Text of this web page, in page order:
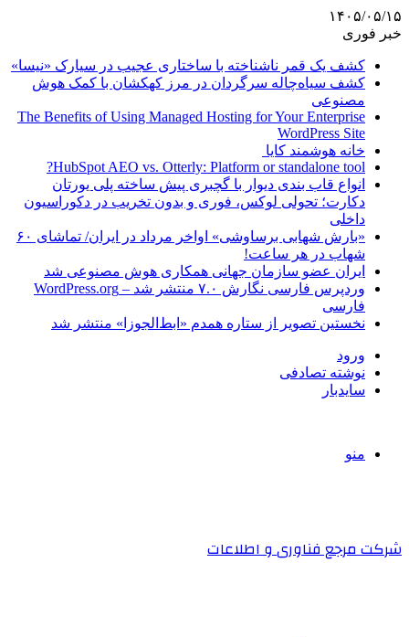
۱۴۰۵/۰۵/۱۵
خبر فوری
کشف یک قمر ناشناخته با ساختاری عجیب در سیارک «نیسا»
کشف سیاه‌چاله سرگردان در مرز کهکشان با کمک هوش
مصنوعی
The Benefits of Using Managed Hosting for Your Enterprise
WordPress Site
خانه هوشمند کایا
HubSpot AEO vs. Otterly: Platform or standalone tool?
انواع قاب بندی دیوار با گچبری پیش ساخته پلی یورتان
دکارت؛ تحولی لوکس، فوری و بدون تخریب در دکوراسیون
داخلی
«بارش شهابی برساوشی» اواخر مرداد در ایران/ تماشای ۶۰
شهاب در هر ساعت!
ایران عضو سازمان جهانی همکاری هوش مصنوعی شد
وردپرس فارسی نگارش ۷.۰ منتشر شد – WordPress.org
فارسی
نخستین تصویر از ستاره همدم «ابط‌الجوزا» منتشر شد
ورود
نوشته تصادفی
سایدبار
منو
شرکت مرجع فناوری و اطلاعات